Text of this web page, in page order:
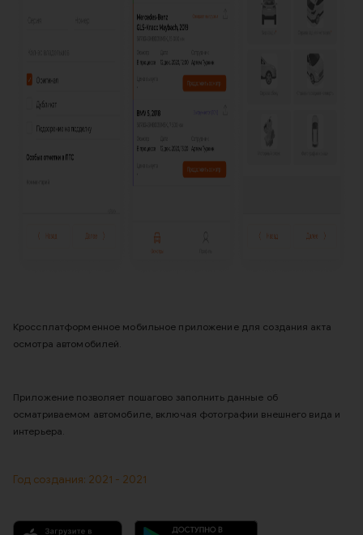
Кроссплатформенное мобильное приложение для создания акта
осмотра автомобилей.
Приложение позволяет пошагово заполнить данные об
осматриваемом автомобиле, включая фотографии внешнего вида и
интерьера.
Год создания: 2021 - 2021